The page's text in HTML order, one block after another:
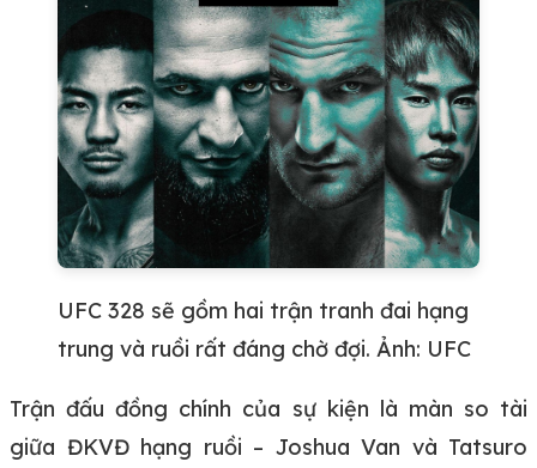
UFC 328 sẽ gồm hai trận tranh đai hạng
trung và ruồi rất đáng chờ đợi. Ảnh: UFC
Trận đấu đồng chính của sự kiện là màn so tài
giữa ĐKVĐ hạng ruồi – Joshua Van và Tatsuro